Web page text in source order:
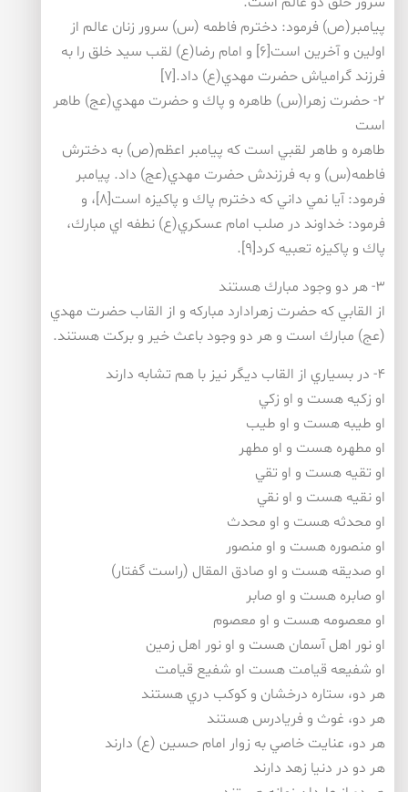
پيامبر(ص) فرمود: دخترم فاطمه (س) سرور زنان عالم از
اولين و آخرين است[۶] و امام رضا(ع) لقب سيد خلق را به
فرزند گرامي­اش حضرت مهدي(ع) داد.[۷]
۲- حضرت زهرا(س) طاهره و پاك و حضرت مهدي(عج) طاهر
است
طاهره و طاهر لقبي است كه پيامبر اعظم(ص) به دخترش
فاطمه(س) و به فرزندش حضرت مهدي(عج) داد. پيامبر
فرمود: آيا نمي داني كه دخترم پاك و پاكيزه است[۸]، و
فرمود: خداوند در صلب امام عسكري(ع) نطفه اي مبارك،
پاك و پاكيزه تعبيه كرد[۹].
۳- هر دو وجود مبارك هستند
از القابي كه حضرت زهرادارد مباركه و از القاب حضرت مهدي
(عج) مبارك است و هر دو وجود باعث خير و بركت هستند.
۴- در بسياري از القاب ديگر نيز با هم تشابه دارند
او زكيه هست و او زكي
او طيبه هست و او طيب
او مطهره هست و او مطهر
او تقيه هست و او تقي
او نقيه هست و او نقي
او محدثه هست و او محدث
او منصوره هست و او منصور
او صديقه هست و او صادق المقال (راست گفتار)
او صابره هست و او صابر
او معصومه هست و او معصوم
او نور اهل آسمان هست و او نور اهل زمين
او شفيعه قيامت هست او شفيع قيامت
هر دو، ستاره درخشان و كوكب دري هستند
هر دو، غوث و فريادرس هستند
هر دو، عنايت خاصي به زوار امام حسين (ع) دارند
هر دو در دنيا زهد دارند